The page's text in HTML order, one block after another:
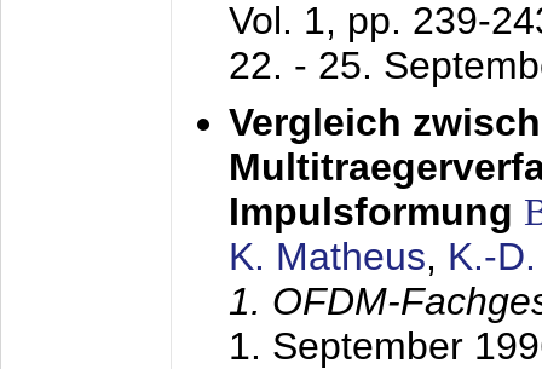
Vol. 1, pp. 239-
22. - 25.
Vergleich
Impulsformung
K. Matheus, K.-
1. OFDM-
1. September